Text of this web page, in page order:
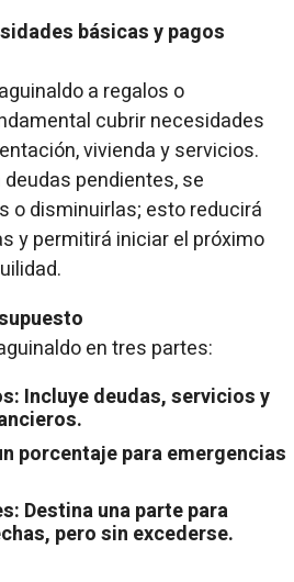
básicas y pagos
a regalos o
cubrir necesidades
vivienda y servicios.
pendientes, se
o disminuirlas; esto reducirá
y permitirá iniciar el próximo
en tres partes:
Incluye deudas, servicios y
porcentaje para emergencias
Destina una parte para
pero sin excederse.